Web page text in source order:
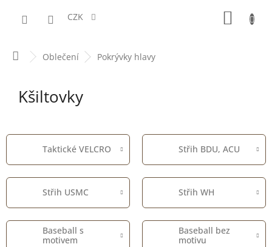
CZK
DomůOblečení Pokrývky hlavy
Kšiltovky
Taktické VELCRO Střih BDU, ACU
Střih USMC Střih WH
Baseball s
motivem
Baseball bez
motivu